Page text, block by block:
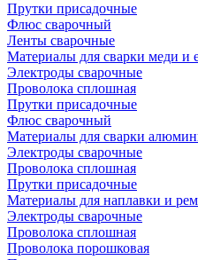
Прутки присадочные
Флюс сварочный
Ленты сварочные
Материалы для сварки меди и
Электроды сварочные
Проволока сплошная
Прутки присадочные
Флюс сварочный
Материалы для сварки
Электроды сварочные
Проволока сплошная
Прутки присадочные
Материалы для наплавки и
Электроды сварочные
Проволока сплошная
Проволока порошковая